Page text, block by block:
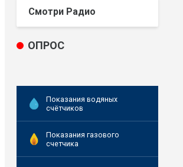
Смотри Радио
ОПРОС
Показания водяных
счётчиков
Показания газового
счетчика